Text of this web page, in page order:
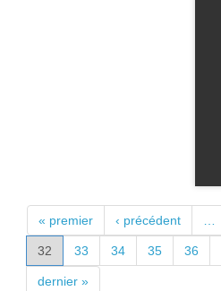
PAGES
« premier ‹ précédent
32 33 34 35 36
dernier »